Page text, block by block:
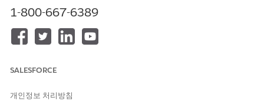
Performance,Unlimited
1 Field ServiceEdition 또는
사항
1-800-667-6389
SALESFORCE
개인정보 처리방침